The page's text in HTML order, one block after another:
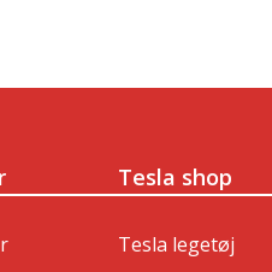
Tesla shop
Tesla legetøj